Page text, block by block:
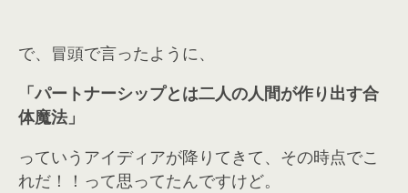
で、冒頭で言ったように、
「パートナーシップとは二人の人間が作り出す合
体魔法」
っていうアイディアが降りてきて、その時点でこ
れだ！！って思ってたんですけど。